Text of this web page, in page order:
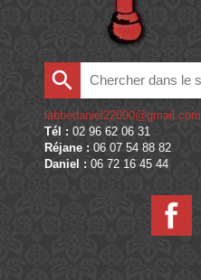
labbedaniel22000@gmail.com
Tél : 02 96 62 06 31
Réjane : 06 07 54 88 82
Daniel : 06 72 16 45 44